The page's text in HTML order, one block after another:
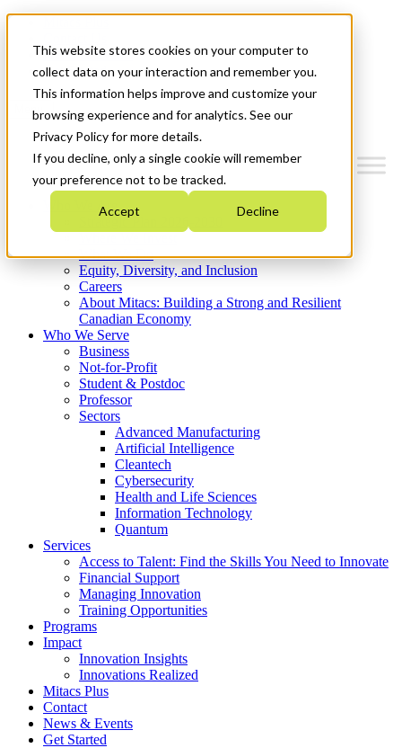
This website stores cookies on your computer to
collect data on your interaction and remember you.
This information helps improve and customize your
browsing experience and for analytics. See our
Privacy Policy for more details.
If you decline, only a single cookie will remember
your preference not to be tracked.
Accept Decline
News & Events
Get Started
Menu
Who We Are
Strategic Plan 2026-2030
What We Do
Equity, Diversity, and Inclusion
Careers
About Mitacs: Building a Strong and Resilient
Canadian Economy
Who We Serve
Business
Not-for-Profit
Student & Postdoc
Professor
Sectors
Advanced Manufacturing
Artificial Intelligence
Cleantech
Cybersecurity
Health and Life Sciences
Information Technology
Quantum
Services
Access to Talent: Find the Skills You Need to Innovate
Financial Support
Managing Innovation
Training Opportunities
Programs
Impact
Innovation Insights
Innovations Realized
Mitacs Plus
Contact
News & Events
Get Started